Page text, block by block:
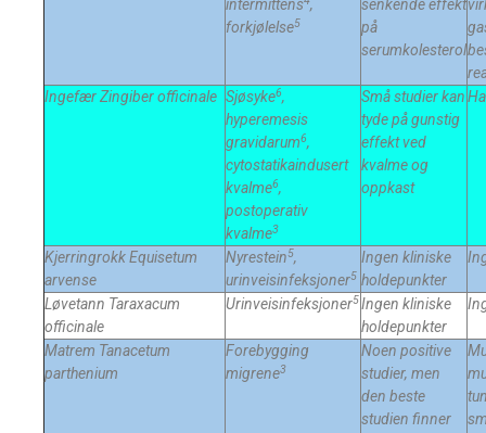
intermittens ,
forkjølelse5
senkende effekt
på
serumkolesterol
IngefærZingiber officinale Sjøsyke6,
hyperemesis
gravidarum6,
cytostatikaindusert
kvalme6,
postoperativ
kvalme3
Små studier kan
tyde på gunstig
effekt ved
kvalme og
oppkast
KjerringrokkEquisetum
arvense
Nyrestein5,
urinveisinfeksjoner5
Ingen kliniske
holdepunkter
Løvetann Taraxacum
officinale
Urinveisinfeksjoner5Ingen kliniske
holdepunkter
Matrem Tanacetum
parthenium
Forebygging
migrene3
Noen positive
studier, men
den beste
studien finner